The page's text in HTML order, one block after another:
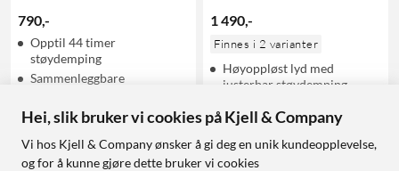
790,-
Opptil 44 timer
støydemping
Sammenleggbare
1 490,-
Finnes i 2 varianter
Høyoppløst lyd med
justerbar støydemping
touchskjerm
Trådløs lading og opptil 50 t
batteritid
Hei, slik bruker vi cookies på Kjell & Company
Vi hos Kjell & Company ønsker å gi deg en unik kundeopplevelse,
og for å kunne gjøre dette bruker vi cookies